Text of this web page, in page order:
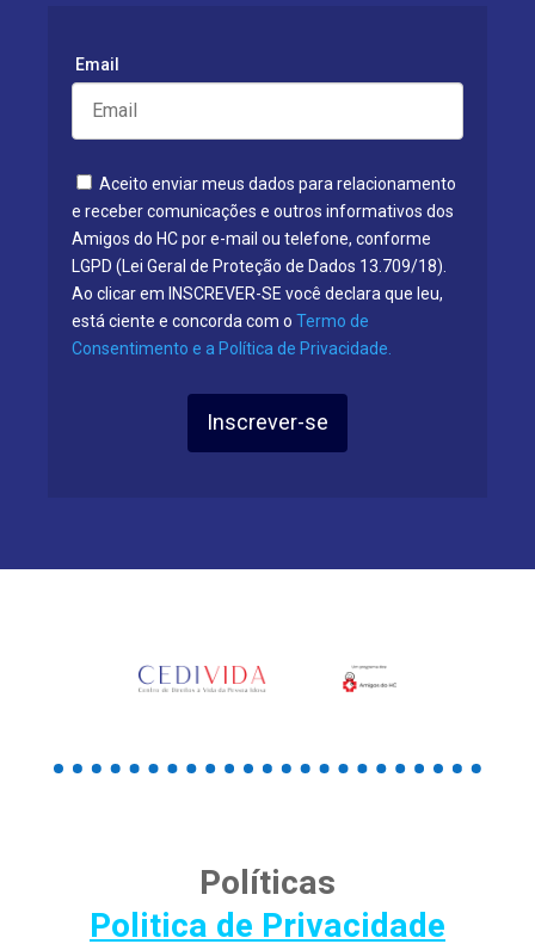
Email
Aceito enviar meus dados para relacionamento
e receber comunicações e outros informativos dos
Amigos do HC por e-mail ou telefone, conforme
LGPD (Lei Geral de Proteção de Dados 13.709/18).
Ao clicar em INSCREVER-SE você declara que leu,
está ciente e concorda com o Termo de
Consentimento e a Política de Privacidade.
Inscrever-se
Políticas
Politica de Privacidade